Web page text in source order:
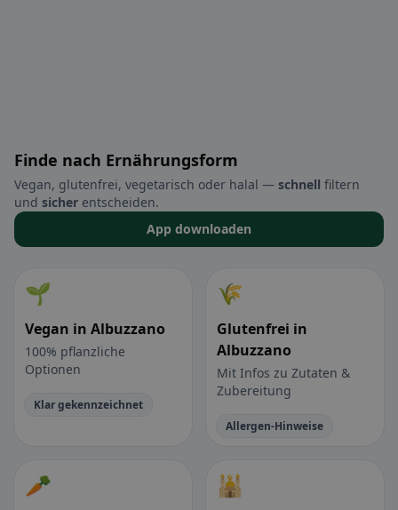
Finde nach Ernährungsform
Vegan, glutenfrei, vegetarisch oder halal — schnell filtern
und sicher entscheiden.
App downloaden
🌱
Vegan in Albuzzano
100% pflanzliche
Optionen
Klar gekennzeichnet
🌾
Glutenfrei in
Albuzzano
Mit Infos zu Zutaten &
Zubereitung
Allergen-Hinweise
🥕 🕌